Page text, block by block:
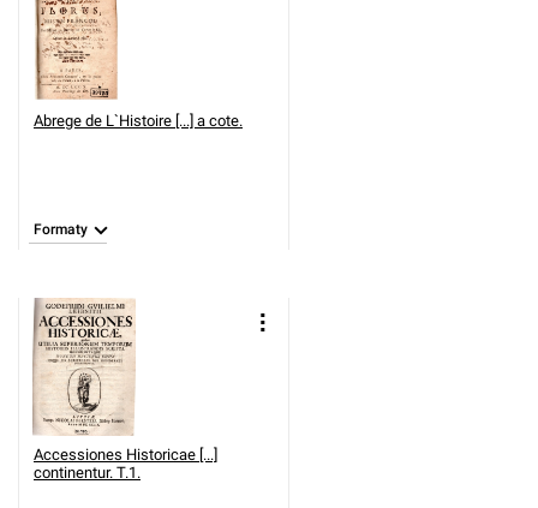
Abrege de L`Histoire [...] a cote.
Formaty
Accessiones Historicae [...]
continentur. T.1.